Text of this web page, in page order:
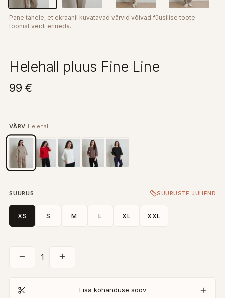
Pane tähele, et ekraanil kuvatavad värvid võivad füüsilise toote
toonist veidi erineda.
Helehall pluus Fine Line
99 €
VÄRV Helehall
SUURUS SUURUSTE JUHEND
XS S M L XL XXL
1
Lisa kohanduse soov